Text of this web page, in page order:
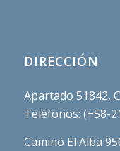
DIRECCIÓN
Apartado 51842,
Teléfonos: (+58-
Camino El Alba